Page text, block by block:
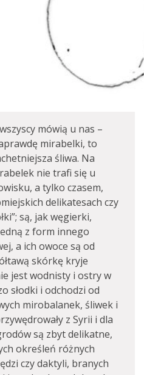
mówią u nas –
mirabelki, to
śliwa. Na
nie trafi się u
a tylko czasem,
delikatesach czy
są, jak węgierki,
z form innego
a ich owoce są od
skórkę kryje
jest wodnisty i ostry w
słodki i odchodzi od
mirobalanek, śliwek i
z Syrii i dla
są zbyt delikatne,
określeń różnych
czy daktyli, branych